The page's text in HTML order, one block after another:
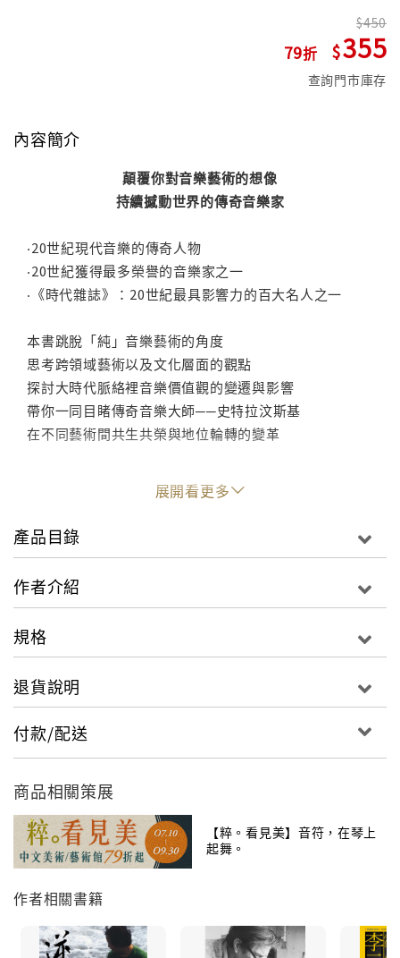
79
450
355
查詢門市庫存
內容簡介
顛覆你對音樂藝術的想像
持續撼動世界的傳奇音樂家
‧20世紀現代音樂的傳奇人物
‧20世紀獲得最多榮譽的音樂家之一
‧《時代雜誌》：20世紀最具影響力的百大名人之一
本書跳脫「純」音樂藝術的角度
思考跨領域藝術以及文化層面的觀點
探討大時代脈絡裡音樂價值觀的變遷與影響
帶你一同目睹傳奇音樂大師──史特拉汶斯基
在不同藝術間共生共榮與地位輪轉的變革
21世紀是資訊爆炸的世代，智慧型手機、行動裝置的發
明，讓我們按個按鍵，大量資訊便唾手可得，即使是音
樂也不例外。然而在距離我們不遠的19世紀，帝國主
義、民主政治、大眾消費與文化等議題的對峙、轉型或
域，已轉變成大眾文化為主流的環境；不與通俗大眾的
持，如今基於商業考量，這種藉名氣而推廣行銷的做
法，已成為商業世界裡重要的一環。其中，以當代音樂
大師史特拉汶斯基的藝術成就，及作品被廣泛地應用於
舞蹈、電影傳媒等領域，更造就了影響深遠的文化效
應。
本書共分3章節，從史特拉汶斯基的音樂啟蒙，與畢卡索
等藝術家的交往，歷經戰後的影響與風格轉變，乃至於
關於史特拉汶斯基的音樂，反商的古典音樂界卻一直對
其音樂「親民」的現象有所顧忌，這使得史特拉汶斯基
展開看更多
產品目錄
作者介紹
規格
退貨說明
付款/配送
商品相關策展
【粹。看見美】音符，在琴上
起舞。
作者相關書籍